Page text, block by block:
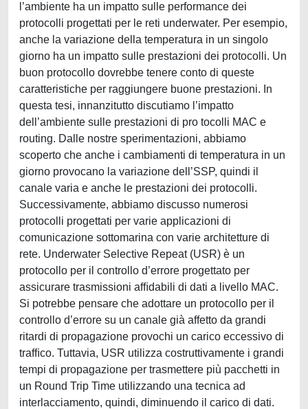
l’ambiente ha un impatto sulle performance dei
protocolli progettati per le reti underwater. Per esempio,
anche la variazione della temperatura in un singolo
giorno ha un impatto sulle prestazioni dei protocolli. Un
buon protocollo dovrebbe tenere conto di queste
caratteristiche per raggiungere buone prestazioni. In
questa tesi, innanzitutto discutiamo l’impatto
dell’ambiente sulle prestazioni di pro tocolli MAC e
routing. Dalle nostre sperimentazioni, abbiamo
scoperto che anche i cambiamenti di temperatura in un
giorno provocano la variazione dell’SSP, quindi il
canale varia e anche le prestazioni dei protocolli.
Successivamente, abbiamo discusso numerosi
protocolli progettati per varie applicazioni di
comunicazione sottomarina con varie architetture di
rete. Underwater Selective Repeat (USR) è un
protocollo per il controllo d’errore progettato per
assicurare trasmissioni afﬁdabili di dati a livello MAC.
Si potrebbe pensare che adottare un protocollo per il
controllo d’errore su un canale già affetto da grandi
ritardi di propagazione provochi un carico eccessivo di
trafﬁco. Tuttavia, USR utilizza costruttivamente i grandi
tempi di propagazione per trasmettere più pacchetti in
un Round Trip Time utilizzando una tecnica ad
interlacciamento, quindi, diminuendo il carico di dati.